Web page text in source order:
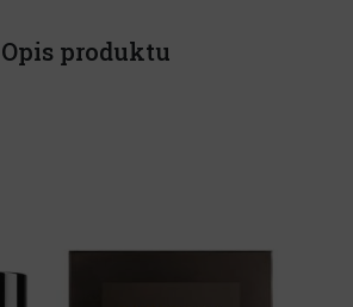
Opis produktu